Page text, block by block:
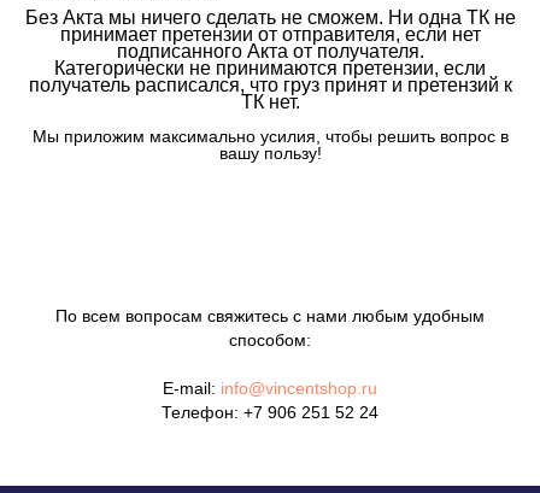
Без Акта мы ничего сделать не сможем. Ни одна ТК не
принимает претензии от отправителя, если нет
подписанного Акта от получателя.
Категорически не принимаются претензии, если
получатель расписался, что груз принят и претензий к
ТК нет.
Мы приложим максимально усилия, чтобы решить вопрос в
вашу пользу!
По всем вопросам свяжитесь с нами любым удобным
способом:
E-mail: info@vincentshop.ru
Телефон: +7 906 251 52 24